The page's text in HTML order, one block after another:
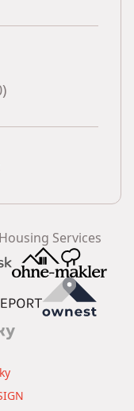
Services